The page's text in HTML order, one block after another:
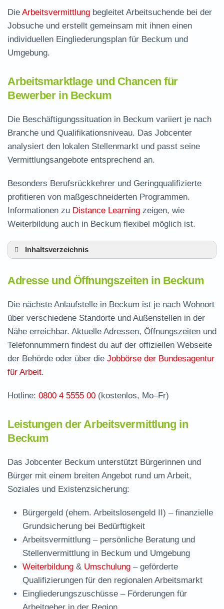
Die Arbeitsvermittlung begleitet Arbeitsuchende bei der
Jobsuche und erstellt gemeinsam mit ihnen einen
individuellen Eingliederungsplan für Beckum und
Umgebung.
Arbeitsmarktlage und Chancen für
Bewerber in Beckum
Die Beschäftigungssituation in Beckum variiert je nach
Branche und Qualifikationsniveau. Das Jobcenter
analysiert den lokalen Stellenmarkt und passt seine
Vermittlungsangebote entsprechend an.
Besonders Berufsrückkehrer und Geringqualifizierte
profitieren von maßgeschneiderten Programmen.
Informationen zu Distance Learning zeigen, wie
Weiterbildung auch in Beckum flexibel möglich ist.
Inhaltsverzeichnis
Leistungen der Arbeitsvermittlung in Beckum
Termin vereinbaren und Bürgergeld beantragen
Jobcenter Warendorf – zuständige Stelle
Stellenangebote und Jobbörse in Beckum
Häufige Fragen rund ums Jobcenter
Adresse und Öffnungszeiten in Beckum
Die nächste Anlaufstelle in Beckum ist je nach Wohnort
über verschiedene Standorte und Außenstellen in der
Nähe erreichbar. Aktuelle Adressen, Öffnungszeiten und
Telefonnummern findest du auf der offiziellen Webseite
der Behörde oder über die Jobbörse der Bundesagentur
für Arbeit.
Hotline: 0800 4 5555 00 (kostenlos, Mo–Fr)
Leistungen der Arbeitsvermittlung in
Beckum
Das Jobcenter Beckum unterstützt Bürgerinnen und
Bürger mit einem breiten Angebot rund um Arbeit,
Soziales und Existenzsicherung:
Bürgergeld (ehem. Arbeitslosengeld II) – finanzielle
Grundsicherung bei Bedürftigkeit
Arbeitsvermittlung – persönliche Beratung und
Stellenvermittlung in Beckum und Umgebung
Weiterbildung & Umschulung – geförderte
Qualifizierungen für den regionalen Arbeitsmarkt
Eingliederungszuschüsse – Förderungen für